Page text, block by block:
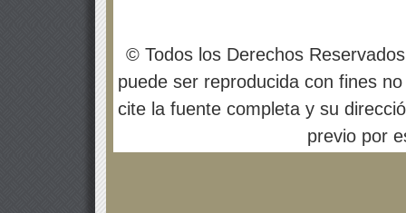
© Todos los Derechos
puede ser reproducida con fines
cite la fuente completa y su
previo por